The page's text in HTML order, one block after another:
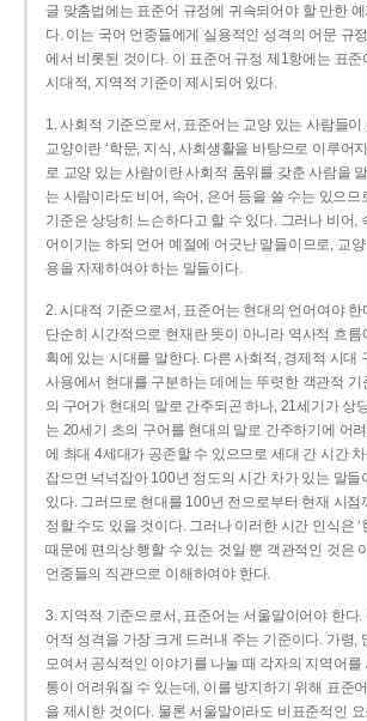
글 맞춤법에는 표준어 규정에 귀속되어야 할 만한
다. 이는 국어 언중들에게 실용적인 성격의 어문 규
에서 비롯된 것이다. 이 표준어 규정 제1항에는 표
시대적, 지역적 기준이 제시되어 있다.
1. 사회적 기준으로서, 표준어는 교양 있는 사람들
교양이란 ‘학문, 지식, 사회생활을 바탕으로 이루어
로 교양 있는 사람이란 사회적 품위를 갖춘 사람을
는 사람이라도 비어, 속어, 은어 등을 쓸 수는 있으므
기준은 상당히 느슨하다고 할 수 있다. 그러나 비어,
어이기는 하되 언어 예절에 어긋난 말들이므로, 교
용을 자제하여야 하는 말들이다.
2. 시대적 기준으로서, 표준어는 현대의 언어여야 한
단순히 시간적으로 현재란 뜻이 아니라 역사적 흐름
획에 있는 시대를 말한다. 다른 사회적, 경제적 시대
사용에서 현대를 구분하는 데에는 뚜렷한 객관적 기
의 구어가 현대의 말로 간주되곤 하나, 21세기가 상
는 20세기 초의 구어를 현대의 말로 간주하기에 어
에 최대 4세대가 공존할 수 있으므로 세대 간 시간
잡으면 넉넉잡아 100년 정도의 시간 차가 있는 말들
있다. 그러므로 현대를 100년 전으로부터 현재 시점
정할 수도 있을 것이다. 그러나 이러한 시간 인식은 ‘
때문에 편의상 행할 수 있는 것일 뿐 객관적인 것은
언중들의 직관으로 이해하여야 한다.
3. 지역적 기준으로서, 표준어는 서울말이어야 한다.
어적 성격을 가장 크게 드러내 주는 기준이다. 가령,
모여서 공식적인 이야기를 나눌 때 각자의 지역어를
통이 어려워질 수 있는데, 이를 방지하기 위해 표준
을 제시한 것이다. 물론 서울말이라도 비표준적인